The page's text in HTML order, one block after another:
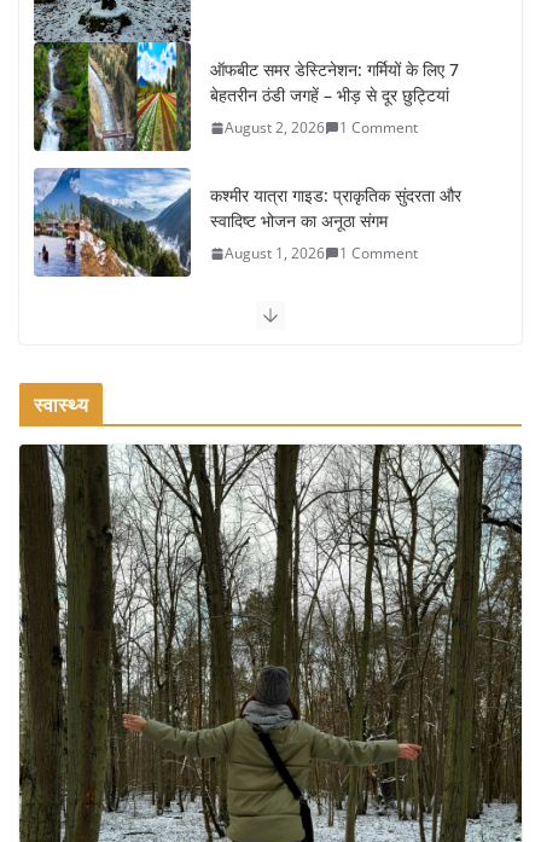
ऑफबीट समर डेस्टिनेशन: गर्मियों के लिए 7
बेहतरीन ठंडी जगहें – भीड़ से दूर छुट्टियां
August 2, 2026 1 Comment
कश्मीर यात्रा गाइड: प्राकृतिक सुंदरता और
स्वादिष्ट भोजन का अनूठा संगम
August 1, 2026 1 Comment
वजन घटाने के लिए 8 बेहतरीन वॉकिंग
रामेश्वरम यात्रा गाइड: पवित्र तीर्थ स्थल, दर्शन स्थल और पहुंच मार्ग
July 30, 2026 1 Comment
खाने के शौकीनों के लिए कश्मीर के 5 बेहतरीन
स्वादिष्ट व्यंजन
August 6, 2026 1 Comment
स्वास्थ्य